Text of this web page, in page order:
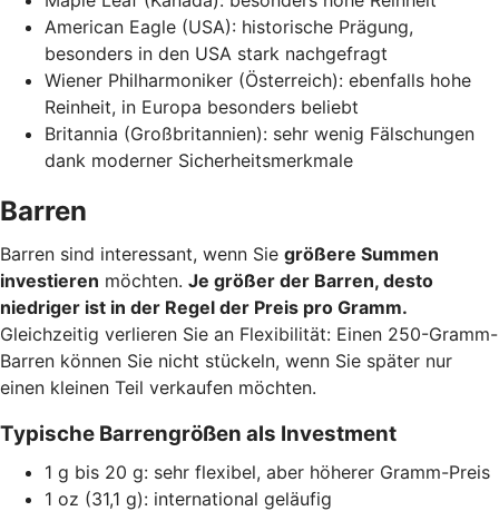
American Eagle (USA): historische Prägung,
besonders in den USA stark nachgefragt
Wiener Philharmoniker (Österreich): ebenfalls hohe
Reinheit, in Europa besonders beliebt
Britannia (Großbritannien): sehr wenig Fälschungen
dank moderner Sicherheitsmerkmale
Barren
Barren sind interessant, wenn Sie größere Summen
investieren möchten. Je größer der Barren, desto
niedriger ist in der Regel der Preis pro Gramm.
Gleichzeitig verlieren Sie an Flexibilität: Einen 250-Gramm-
Barren können Sie nicht stückeln, wenn Sie später nur
einen kleinen Teil verkaufen möchten.
Typische Barrengrößen als Investment
1 g bis 20 g: sehr flexibel, aber höherer Gramm-Preis
1 oz (31,1 g): international geläufig